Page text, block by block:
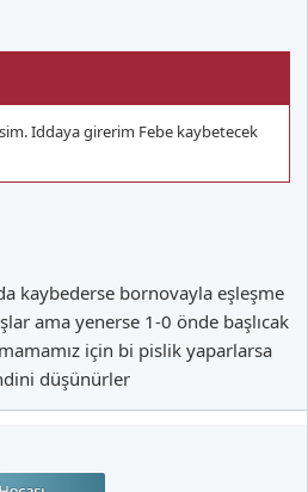
Iddaya girerim Febe kaybetecek
kaybederse bornovayla eşleşme
ama yenerse 1-0 önde başlıcak
için bi pislik yaparlarsa
düşünürler